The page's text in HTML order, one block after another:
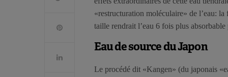
«restructuration moléculaire» de l’eau:
taille rendrait l’eau 6 fois plus
Eau de source du Japon
Le procédé dit «Kangen» (du japonais